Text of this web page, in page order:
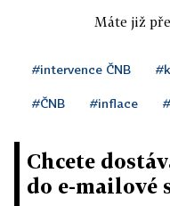
Máte již
#intervence ČNB
#ČNB #inflace
Chcete
do e-mailové